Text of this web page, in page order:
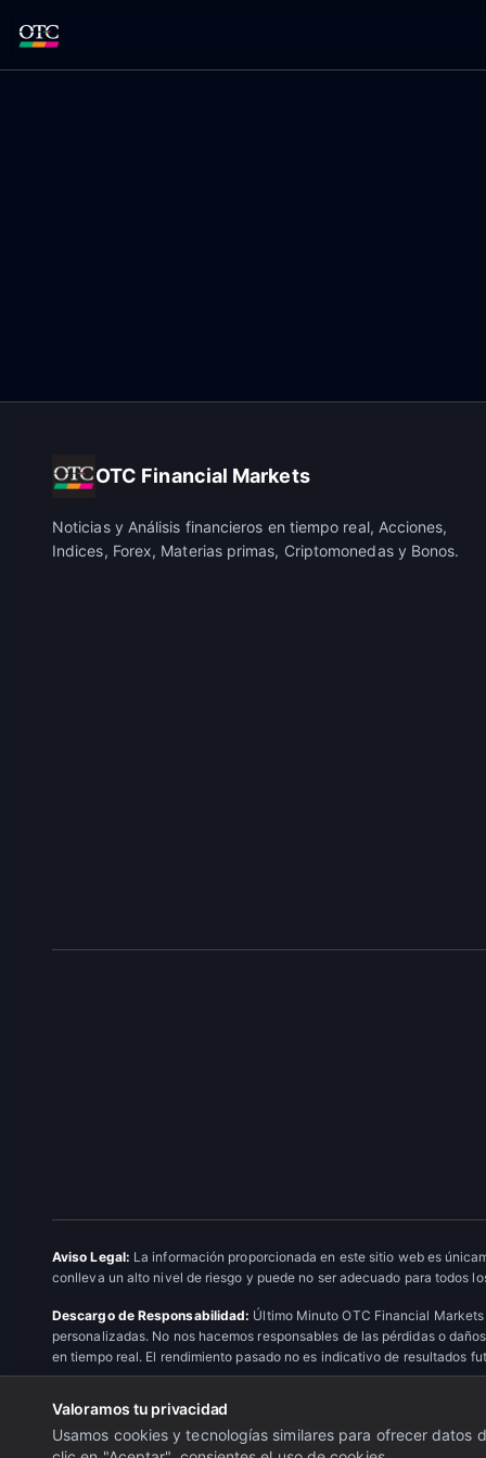
OTC Financial Markets
Noticias y Análisis financieros en tiempo real, Acciones,
Indices, Forex, Materias primas, Criptomonedas y Bonos.
Aviso Legal: La información proporcionada en este sitio web es
conlleva un alto nivel de riesgo y puede no ser adecuado para todos
Descargo de Responsabilidad: Último Minuto OTC Financial
personalizadas. No nos hacemos responsables de las pérdidas o
en tiempo real. El rendimiento pasado no es indicativo de resultados
© 2026 Último Minuto OTC Financial Markets. Todos los derechos
Valoramos tu privacidad
Usamos cookies y tecnologías similares para ofrecer